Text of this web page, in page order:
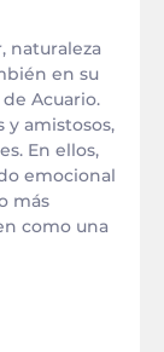
naturaleza
en su
Acuario.
y amistosos,
En ellos,
emocional
más
como una